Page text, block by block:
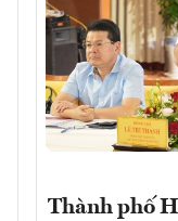
Thành phố